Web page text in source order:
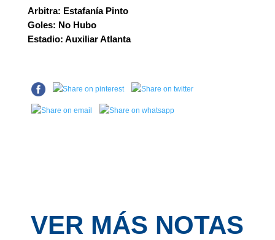
Arbitra: Estafanía Pinto
Goles: No Hubo
Estadio: Auxiliar Atlanta
VER MÁS NOTAS